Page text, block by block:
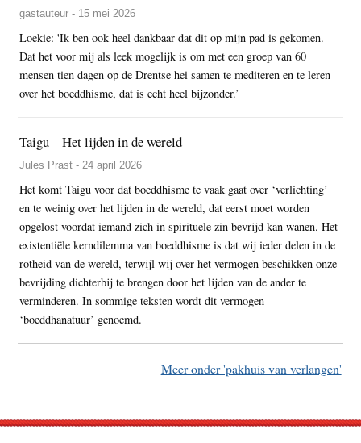
gastauteur - 15 mei 2026
Loekie: 'Ik ben ook heel dankbaar dat dit op mijn pad is gekomen.
Dat het voor mij als leek mogelijk is om met een groep van 60
mensen tien dagen op de Drentse hei samen te mediteren en te leren
over het boeddhisme, dat is echt heel bijzonder.’
Taigu – Het lijden in de wereld
Jules Prast - 24 april 2026
Het komt Taigu voor dat boeddhisme te vaak gaat over ‘verlichting’
en te weinig over het lijden in de wereld, dat eerst moet worden
opgelost voordat iemand zich in spirituele zin bevrijd kan wanen. Het
existentiële kerndilemma van boeddhisme is dat wij ieder delen in de
rotheid van de wereld, terwijl wij over het vermogen beschikken onze
bevrijding dichterbij te brengen door het lijden van de ander te
verminderen. In sommige teksten wordt dit vermogen
‘boeddhanatuur’ genoemd.
Meer onder 'pakhuis van verlangen'